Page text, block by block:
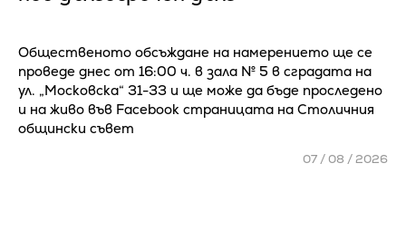
Общественото обсъждане на намерението ще се
проведе днес от 16:00 ч. в зала № 5 в сградата на
ул. „Московска“ 31-33 и ще може да бъде проследено
и на живо във Facebook страницата на Столичния
общински съвет
07 / 08 / 2026